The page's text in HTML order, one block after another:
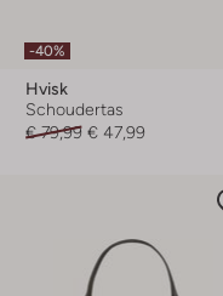
-40%
Hvisk
Schoudertas
€ 79,99 € 47,99